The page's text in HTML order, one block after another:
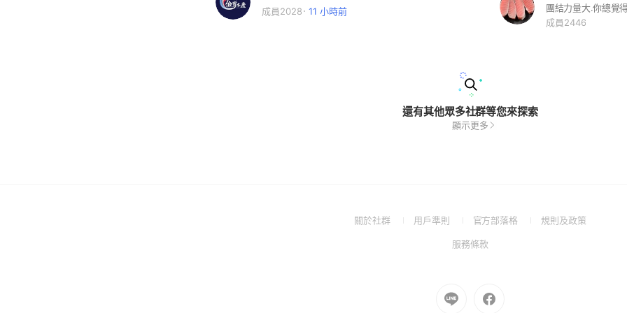
成員2028 11 小時前
成員2446
還有其他眾多社群等您來探索
顯示更多
關於社群
(Open用戶準則
(Open
a
官方部落格
(Open規則及政策(Open
服務條款(Open
window)
Go
to
Go
to